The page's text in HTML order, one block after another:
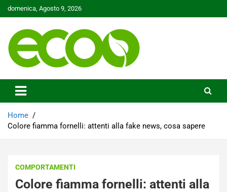
Skip
to
domenica, Agosto 9, 2026
Ecoo.it
Home
Colore fiamma fornelli: attenti alla fake news, cosa sapere
COMPORTAMENTI
Colore fiamma fornelli: attenti alla